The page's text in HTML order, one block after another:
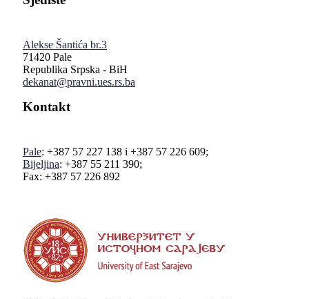
Alekse Šantića br.3
71420 Pale
Republika Srpska - BiH
dekanat@pravni.ues.rs.ba
Kontakt
Pale: +387 57 227 138 i +387 57 226 609;
Bijeljina: +387 55 211 390;
Fax: +387 57 226 892